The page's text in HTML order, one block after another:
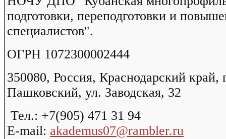
подготовки, переподготовки и
специалистов".
ОГРН 1072300002444
350080, Россия, Краснодарский край,
Пашковский, ул. Заводская, 32
Тел.: +7(905) 471 31 94
E-mail: akademus07@rambler.ru